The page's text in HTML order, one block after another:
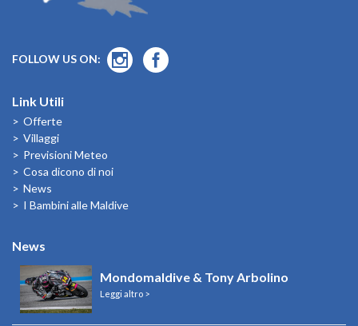
FOLLOW US ON:
Link Utili
Offerte
Villaggi
Previsioni Meteo
Cosa dicono di noi
News
I Bambini alle Maldive
News
Mondomaldive & Tony Arbolino
Leggi altro >